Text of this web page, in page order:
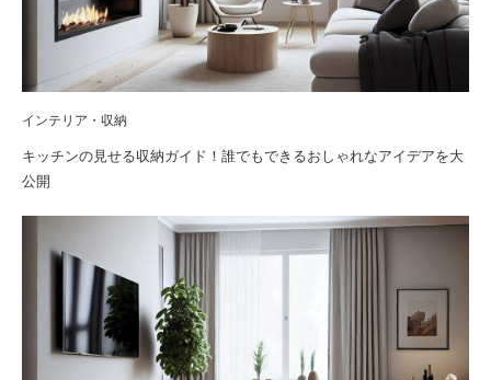
インテリア・収納
キッチンの見せる収納ガイド！誰でもできるおしゃれなアイデアを大
公開